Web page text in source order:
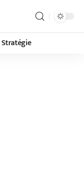
Stratégie